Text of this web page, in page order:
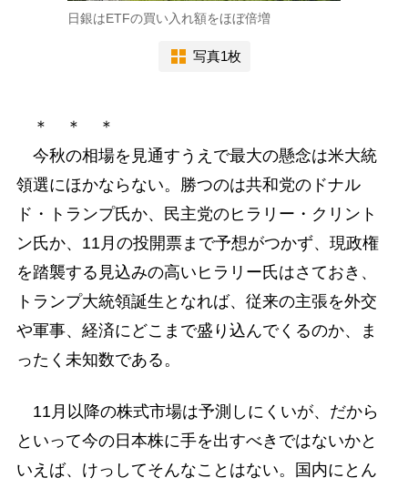
日銀はETFの買い入れ額をほぼ倍増
写真1枚
＊ ＊ ＊
今秋の相場を見通すうえで最大の懸念は米大統
領選にほかならない。勝つのは共和党のドナル
ド・トランプ氏か、民主党のヒラリー・クリント
ン氏か、11月の投開票まで予想がつかず、現政権
を踏襲する見込みの高いヒラリー氏はさておき、
トランプ大統領誕生となれば、従来の主張を外交
や軍事、経済にどこまで盛り込んでくるのか、ま
ったく未知数である。
11月以降の株式市場は予測しにくいが、だから
といって今の日本株に手を出すべきではないかと
いえば、けっしてそんなことはない。国内にとん